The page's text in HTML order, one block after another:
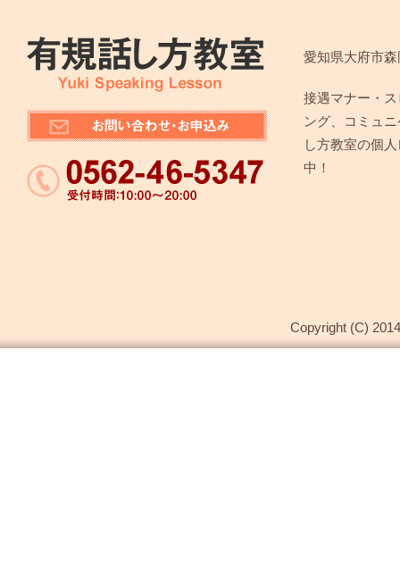
愛知県大府市
接遇マナー・
ング、コミュ
し方教室の個
中！
Copyright (C)